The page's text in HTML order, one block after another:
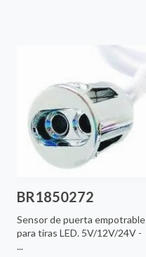
BR1850272
Sensor de puerta empotrable
para tiras LED. 5V/12V/24V -
...